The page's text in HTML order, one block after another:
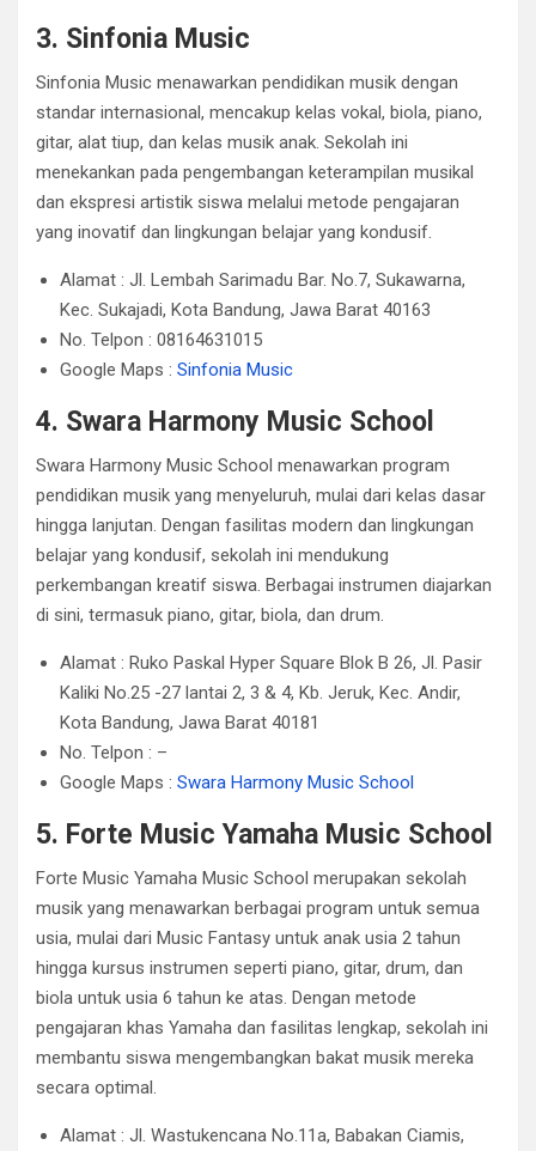
3. Sinfonia Music
Sinfonia Music menawarkan pendidikan musik dengan
standar internasional, mencakup kelas vokal, biola, piano,
gitar, alat tiup, dan kelas musik anak. Sekolah ini
menekankan pada pengembangan keterampilan musikal
dan ekspresi artistik siswa melalui metode pengajaran
yang inovatif dan lingkungan belajar yang kondusif. ​
Alamat : Jl. Lembah Sarimadu Bar. No.7, Sukawarna,
Kec. Sukajadi, Kota Bandung, Jawa Barat 40163
No. Telpon : 08164631015
Google Maps : Sinfonia Music
4. Swara Harmony Music School
Swara Harmony Music School menawarkan program
pendidikan musik yang menyeluruh, mulai dari kelas dasar
hingga lanjutan. Dengan fasilitas modern dan lingkungan
belajar yang kondusif, sekolah ini mendukung
perkembangan kreatif siswa. Berbagai instrumen diajarkan
di sini, termasuk piano, gitar, biola, dan drum.
Alamat : Ruko Paskal Hyper Square Blok B 26, Jl. Pasir
Kaliki No.25 -27 lantai 2, 3 & 4, Kb. Jeruk, Kec. Andir,
Kota Bandung, Jawa Barat 40181
No. Telpon : –
Google Maps : Swara Harmony Music School
5. Forte Music Yamaha Music School
Forte Music Yamaha Music School merupakan sekolah
musik yang menawarkan berbagai program untuk semua
usia, mulai dari Music Fantasy untuk anak usia 2 tahun
hingga kursus instrumen seperti piano, gitar, drum, dan
biola untuk usia 6 tahun ke atas. Dengan metode
pengajaran khas Yamaha dan fasilitas lengkap, sekolah ini
membantu siswa mengembangkan bakat musik mereka
secara optimal.
Alamat : Jl. Wastukencana No.11a, Babakan Ciamis,